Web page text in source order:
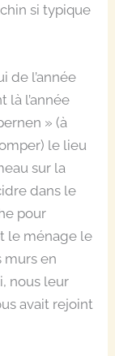
si typique
de l’année
là l’année
» (à
le lieu
sur la
dans le
pour
le ménage le
murs en
nous leur
avait rejoint